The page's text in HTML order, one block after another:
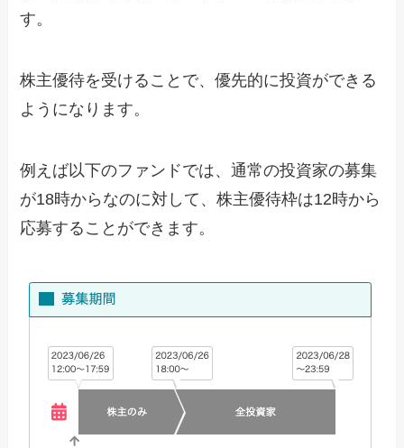
す。
株主優待を受けることで、優先的に投資ができる
ようになります。
例えば以下のファンドでは、通常の投資家の募集
が18時からなのに対して、株主優待枠は12時から
応募することができます。